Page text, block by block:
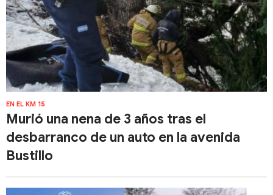
EN EL KM 15
Murió una nena de 3 años tras el
desbarranco de un auto en la avenida
Bustillo